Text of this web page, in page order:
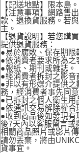
【配送地點】限本島。
【注意事項】網路售
款、退換貨服務。若
主。
【退貨說明】若您購
提供退貨服務：
●易於腐敗、保存期限
●依消費者要求所為之
●報紙、期刊或雜誌。
●經消費者拆封之影音
●非以有形媒介提供之
務，經消費者事先同
●已拆封之個人衛生用
●依通訊交易解除權合
●收到商品後如發現有
後7天內以客服留言或
相關商品照片或影片
請勿丟棄，將由
貨事宜。